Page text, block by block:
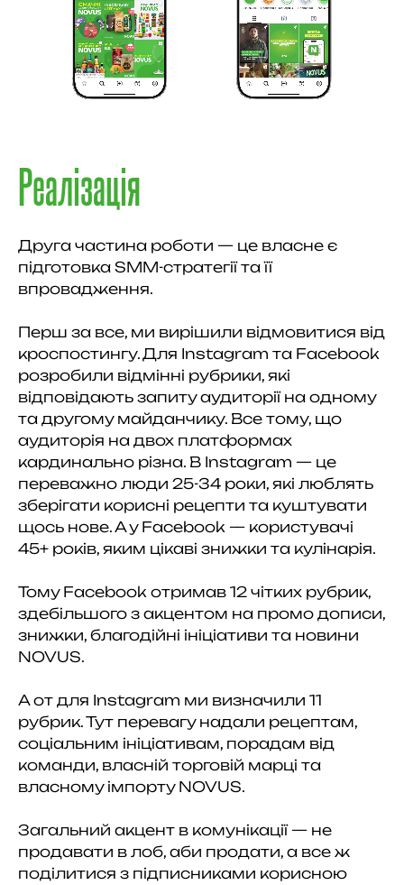
Реалізація
Друга частина роботи — це власне є
підготовка SMM-стратегії та її
впровадження.
Перш за все, ми вирішили відмовитися від
кроспостингу. Для Instagram та Facebook
розробили відмінні рубрики, які
відповідають запиту аудиторії на одному
та другому майданчику. Все тому, що
аудиторія на двох платформах
кардинально різна. В Instagram — це
переважно люди 25-34 роки, які люблять
зберігати корисні рецепти та куштувати
щось нове. А у Facebook — користувачі
45+ років, яким цікаві знижки та кулінарія.
Тому Facebook отримав 12 чітких рубрик,
здебільшого з акцентом на промо дописи,
знижки, благодійні ініціативи та новини
NOVUS.
А от для Instagram ми визначили 11
рубрик. Тут перевагу надали рецептам,
соціальним ініціативам, порадам від
команди, власній торговій марці та
власному імпорту NOVUS.
Загальний акцент в комунікації — не
продавати в лоб, аби продати, а все ж
поділитися з підписниками корисною